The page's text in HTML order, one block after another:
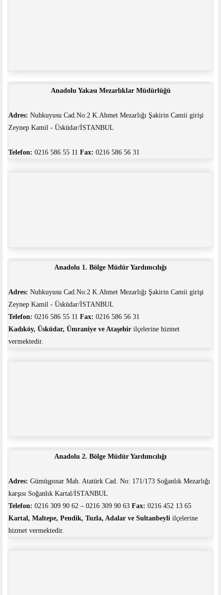
Anadolu Yakası Mezarlıklar Müdürlüğü
Adres: Nuhkuyusu Cad.No:2 K.Ahmet Mezarlığı Şakirin Camii girişi
Zeynep Kamil - Üsküdar/İSTANBUL
Telefon: 0216 586 55 11 Fax: 0216 586 56 31
Anadolu 1. Bölge Müdür Yardımcılığı
Adres: Nuhkuyusu Cad.No:2 K.Ahmet Mezarlığı Şakirin Camii girişi
Zeynep Kamil - Üsküdar/İSTANBUL
Telefon: 0216 586 55 11 Fax: 0216 586 56 31
Kadıköy, Üsküdar, Ümraniye ve Ataşehir ilçelerine hizmet
vermektedir.
Anadolu 2. Bölge Müdür Yardımcılığı
Adres: Gümüşpınar Mah. Atatürk Cad. No: 171/173 Soğanlık Mezarlığı
karşısı Soğanlık Kartal/İSTANBUL
Telefon: 0216 309 90 62 – 0216 309 90 63 Fax: 0216 452 13 65
Kartal, Maltepe, Pendik, Tuzla, Adalar ve Sultanbeyli ilçelerine
hizmet vermektedir.